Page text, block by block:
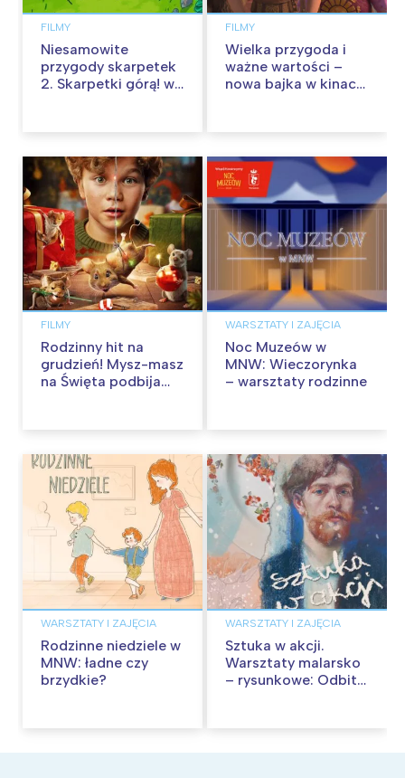
FILMY
Niesamowite
przygody skarpetek
2. Skarpetki górą! w
FILMY
Wielka przygoda i
ważne wartości –
nowa bajka w kinach
FILMY
Rodzinny hit na
grudzień! Mysz-masz
na Święta podbija
WARSZTATY I ZAJĘCIA
Noc Muzeów w
MNW: Wieczorynka
– warsztaty rodzinne
WARSZTATY I ZAJĘCIA
Rodzinne niedziele w
MNW: ładne czy
brzydkie?
WARSZTATY I ZAJĘCIA
Sztuka w akcji.
Warsztaty malarsko
– rysunkowe: Odbite